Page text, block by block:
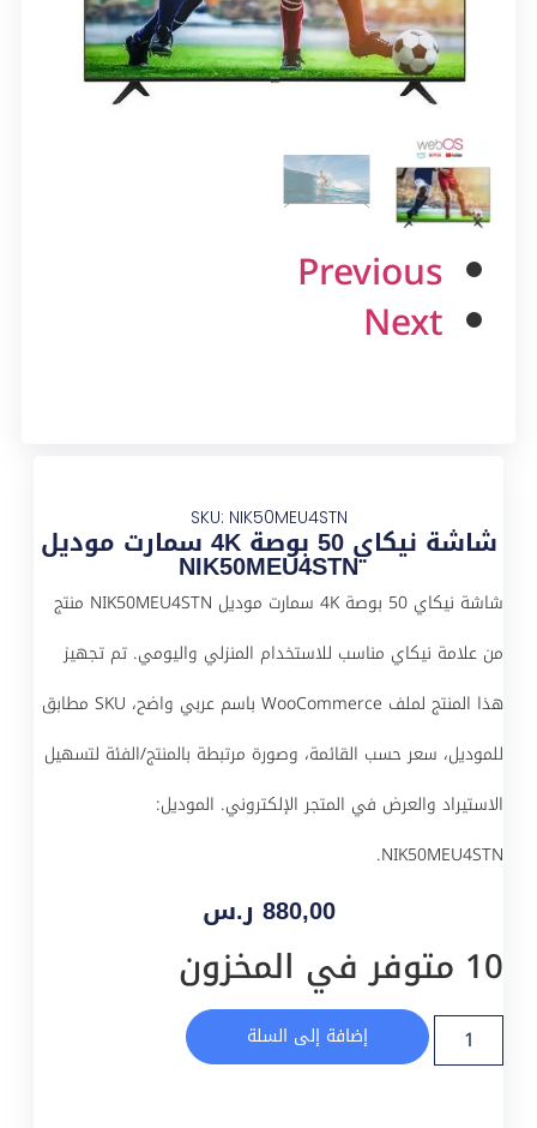
Previous
Next
SKU: NIK50MEU4STN
شاشة نيكاي 50 بوصة 4K سمارت موديل
NIK50MEU4STN
شاشة نيكاي 50 بوصة 4K سمارت موديل NIK50MEU4STN منتج
من علامة نيكاي مناسب للاستخدام المنزلي واليومي. تم تجهيز
هذا المنتج لملف WooCommerce باسم عربي واضح، SKU مطابق
للموديل، سعر حسب القائمة، وصورة مرتبطة بالمنتج/الفئة لتسهيل
الاستيراد والعرض في المتجر الإلكتروني. الموديل:
NIK50MEU4STN.
880,00 ر.س
10 متوفر في المخزون
إضافة إلى السلة